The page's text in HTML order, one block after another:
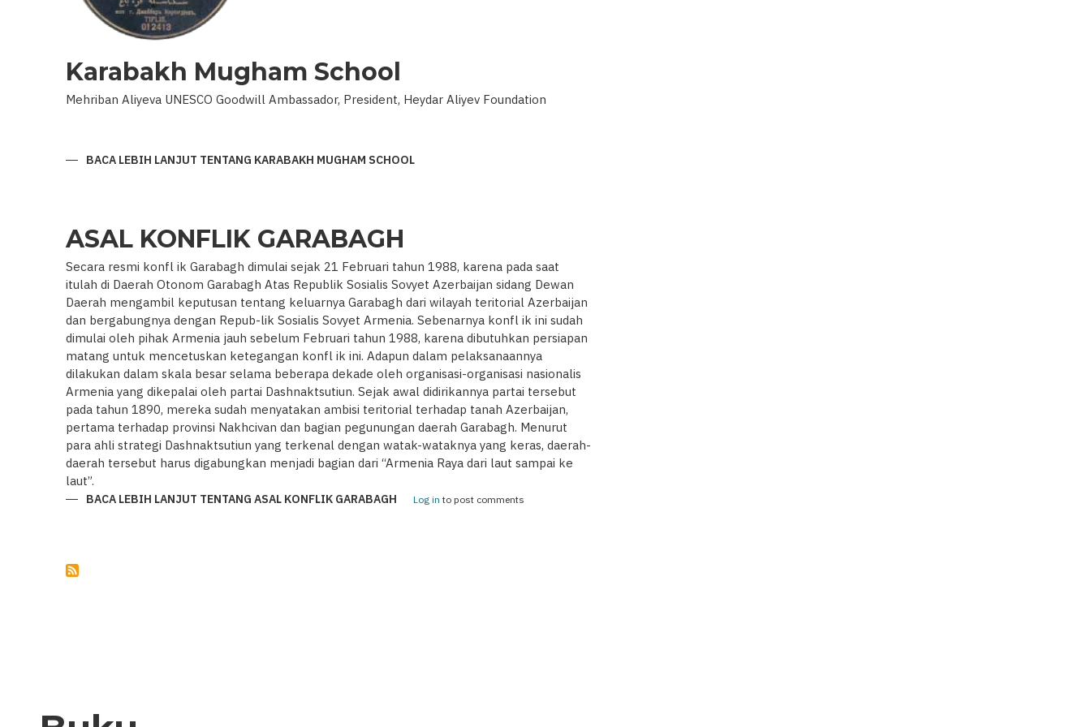
Karabakh Mugham School
Mehriban Aliyeva UNESCO Goodwill Ambassador, President, Heydar Aliyev Foundation
BACA LEBIH LANJUT TENTANG KARABAKH MUGHAM SCHOOL
ASAL KONFLIK GARABAGH
Secara resmi konfl ik Garabagh dimulai sejak 21 Februari tahun 1988, karena pada saat
itulah di Daerah Otonom Garabagh Atas Republik Sosialis Sovyet Azerbaijan sidang Dewan
Daerah mengambil keputusan tentang keluarnya Garabagh dari wilayah teritorial Azerbaijan
dan bergabungnya dengan Repub-lik Sosialis Sovyet Armenia. Sebenarnya konfl ik ini sudah
dimulai oleh pihak Armenia jauh sebelum Februari tahun 1988, karena dibutuhkan persiapan
matang untuk mencetuskan ketegangan konfl ik ini. Adapun dalam pelaksanaannya
dilakukan dalam skala besar selama beberapa dekade oleh organisasi-organisasi nasionalis
Armenia yang dikepalai oleh partai Dashnaktsutiun. Sejak awal didirikannya partai tersebut
pada tahun 1890, mereka sudah menyatakan ambisi teritorial terhadap tanah Azerbaijan,
pertama terhadap provinsi Nakhcivan dan bagian pegunungan daerah Garabagh. Menurut
para ahli strategi Dashnaktsutiun yang terkenal dengan watak-wataknya yang keras, daerah-
daerah tersebut harus digabungkan menjadi bagian dari “Armenia Raya dari laut sampai ke
laut”.
BACA LEBIH LANJUT TENTANG ASAL KONFLIK GARABAGH Log in to post comments